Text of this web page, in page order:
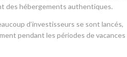
des hébergements authentiques.
d’investisseurs se sont lancés,
pendant les périodes de vacances